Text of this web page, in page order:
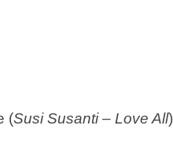
(Susi Susanti – Love All)